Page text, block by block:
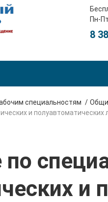
Пн-
8
специальностям
и полуавтоматических
и